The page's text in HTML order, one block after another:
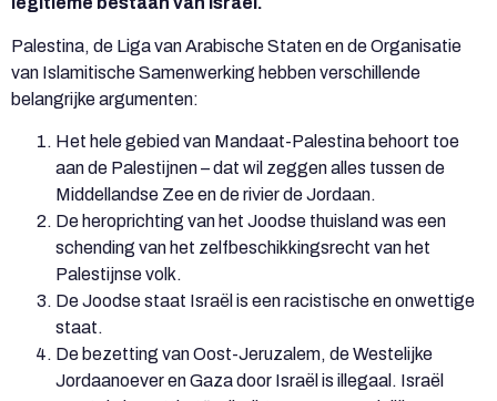
Palestina, de Liga van Arabische Staten en de Organisatie
van Islamitische Samenwerking hebben verschillende
belangrijke argumenten:
Het hele gebied van Mandaat-Palestina behoort toe
aan de Palestijnen – dat wil zeggen alles tussen de
Middellandse Zee en de rivier de Jordaan.
De heroprichting van het Joodse thuisland was een
schending van het zelfbeschikkingsrecht van het
Palestijnse volk.
De Joodse staat Israël is een racistische en onwettige
staat.
De bezetting van Oost-Jeruzalem, de Westelijke
Jordaanoever en Gaza door Israël is illegaal. Israël